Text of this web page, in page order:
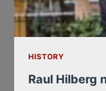
HISTORY
Raul Hilberg